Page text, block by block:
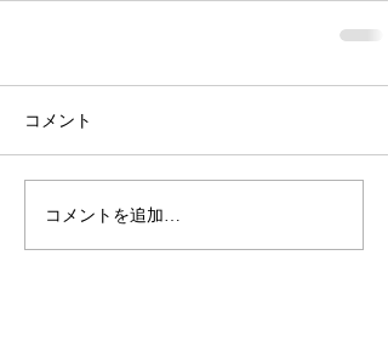
コメント
コメントを追加…